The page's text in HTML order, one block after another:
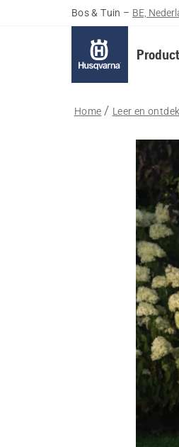
Bos & Tuin – BE,
Home Leer en ontdek